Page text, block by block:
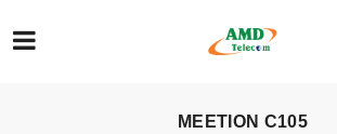
MEETION C105